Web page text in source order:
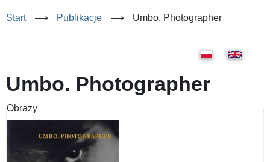
Start ⟶ Publikacje ⟶ Umbo. Photographer
Umbo. Photographer
Obrazy